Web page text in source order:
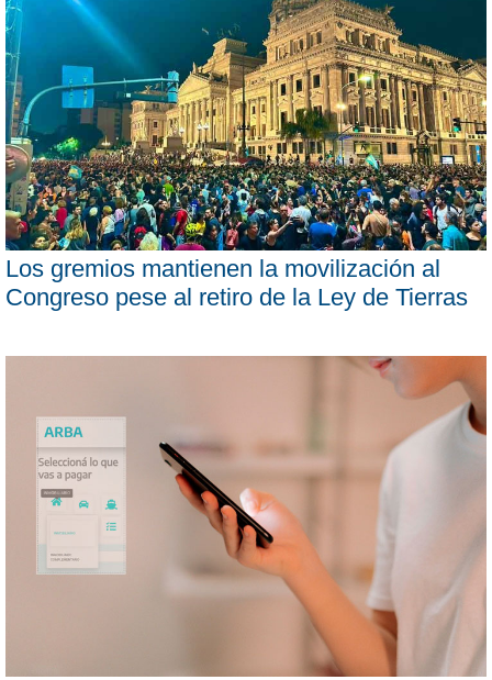
Los gremios mantienen la movilización al
Congreso pese al retiro de la Ley de Tierras